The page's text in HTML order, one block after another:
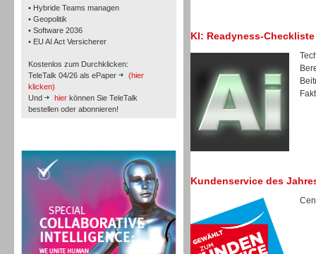
• Hybride Teams managen
• Geopolitik
• Software 2036
• EU AI Act Versicherer
Kostenlos zum Durchklicken:
TeleTalk 04/26 als ePaper
(hier
klicken)
Und
hier können Sie TeleTalk
bestellen oder abonnieren!
Workforce-Management
Personal
KI: Readyness-Checkliste
Kundenservice des